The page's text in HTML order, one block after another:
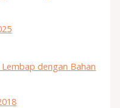
dengan Bahan